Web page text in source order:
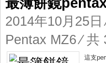
2014年10月25日
Pentax MZ6⁄ 共
這支